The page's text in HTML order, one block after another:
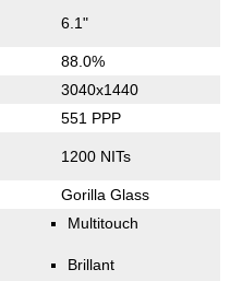
6.1"
88.0%
3040x1440
551 PPP
1200 NITs
Gorilla Glass
Multitouch
Brillant